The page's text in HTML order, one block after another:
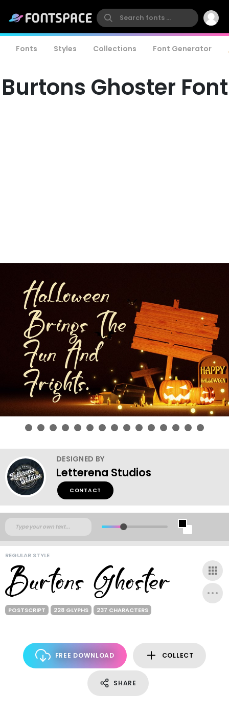
Fonts Styles Collections Font Generator
Burtons Ghoster Font
DESIGNED BY
Letterena Studios
CONTACT
REGULAR STYLE
POSTSCRIPT 228 GLYPHS 237 CHARACTERS
FREE DOWNLOAD COLLECT
SHARE